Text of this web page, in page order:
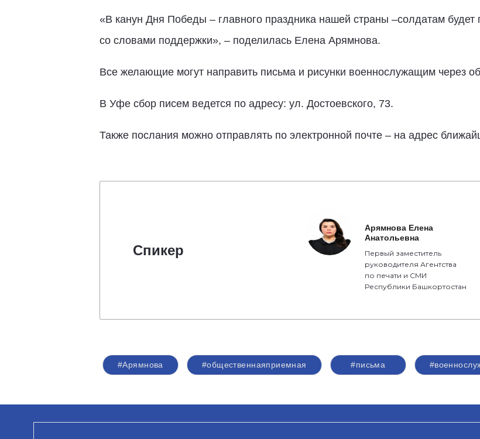
«В канун Дня Победы – главного праздника нашей страны –солдатам будет
со словами поддержки», – поделилась Елена Арямнова.
Все желающие могут направить письма и рисунки военнослужащим через
В Уфе сбор писем ведется по адресу: ул. Достоевского, 73.
Также послания можно отправлять по электронной почте – на адрес
Спикер
Арямнова Елена
Анатольевна
Первый заместитель
руководителя Агентства
по печати и СМИ
Республики Башкортостан
#Арямнова #общественнаяприемная #письма